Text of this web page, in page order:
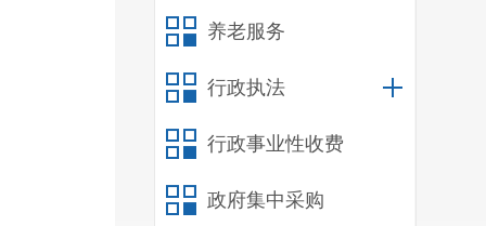
养老服务
行政执法
行政事业性收费
政府集中采购